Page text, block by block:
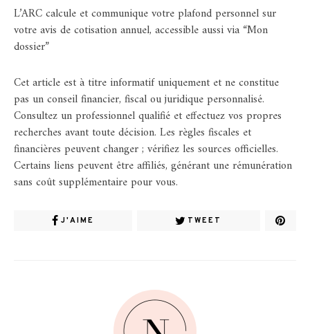
L’ARC calcule et communique votre plafond personnel sur
votre avis de cotisation annuel, accessible aussi via “Mon
dossier”
Cet article est à titre informatif uniquement et ne constitue
pas un conseil financier, fiscal ou juridique personnalisé.
Consultez un professionnel qualifié et effectuez vos propres
recherches avant toute décision. Les règles fiscales et
financières peuvent changer ; vérifiez les sources officielles.
Certains liens peuvent être affiliés, générant une rémunération
sans coût supplémentaire pour vous.
J'AIME TWEET